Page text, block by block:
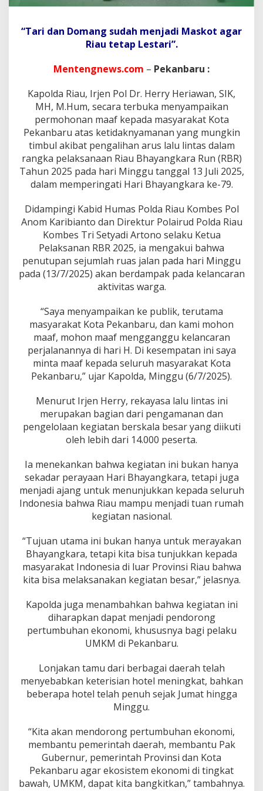
5
a
p
l
d
a
R
i
a
u
S
a
p
a
i
k
a
n
P
e
o
h
o
n
a
n
M
f
a
t
a
s
e
n
u
t
u
n
J
a
l
a
“Tari dan Domang sudah menjadi Maskot agar
Riau tetap Lestari”.
Mentengnews.com – Pekanbaru :
Kapolda Riau, Irjen Pol Dr. Herry Heriawan, SIK,
MH, M.Hum, secara terbuka menyampaikan
permohonan maaf kepada masyarakat Kota
Pekanbaru atas ketidaknyamanan yang mungkin
timbul akibat pengalihan arus lalu lintas dalam
rangka pelaksanaan Riau Bhayangkara Run (RBR)
Tahun 2025 pada hari Minggu tanggal 13 Juli 2025,
dalam memperingati Hari Bhayangkara ke-79.
Didampingi Kabid Humas Polda Riau Kombes Pol
Anom Karibianto dan Direktur Polairud Polda Riau
Kombes Tri Setyadi Artono selaku Ketua
Pelaksanan RBR 2025, ia mengakui bahwa
penutupan sejumlah ruas jalan pada hari Minggu
pada (13/7/2025) akan berdampak pada kelancaran
aktivitas warga.
“Saya menyampaikan ke publik, terutama
masyarakat Kota Pekanbaru, dan kami mohon
maaf, mohon maaf mengganggu kelancaran
perjalanannya di hari H. Di kesempatan ini saya
minta maaf kepada seluruh masyarakat Kota
Pekanbaru,” ujar Kapolda, Minggu (6/7/2025).
Menurut Irjen Herry, rekayasa lalu lintas ini
merupakan bagian dari pengamanan dan
pengelolaan kegiatan berskala besar yang diikuti
oleh lebih dari 14.000 peserta.
Ia menekankan bahwa kegiatan ini bukan hanya
sekadar perayaan Hari Bhayangkara, tetapi juga
menjadi ajang untuk menunjukkan kepada seluruh
Indonesia bahwa Riau mampu menjadi tuan rumah
kegiatan nasional.
“Tujuan utama ini bukan hanya untuk merayakan
Bhayangkara, tetapi kita bisa tunjukkan kepada
masyarakat Indonesia di luar Provinsi Riau bahwa
kita bisa melaksanakan kegiatan besar,” jelasnya.
Kapolda juga menambahkan bahwa kegiatan ini
diharapkan dapat menjadi pendorong
pertumbuhan ekonomi, khususnya bagi pelaku
UMKM di Pekanbaru.
Lonjakan tamu dari berbagai daerah telah
menyebabkan keterisian hotel meningkat, bahkan
beberapa hotel telah penuh sejak Jumat hingga
Minggu.
“Kita akan mendorong pertumbuhan ekonomi,
membantu pemerintah daerah, membantu Pak
Gubernur, pemerintah Provinsi dan Kota
Pekanbaru agar ekosistem ekonomi di tingkat
bawah, UMKM, dapat kita bangkitkan,” tambahnya.